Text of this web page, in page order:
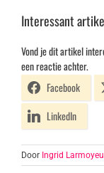
Interessant
Vond je dit artikel
een reactie achter.
Facebook
LinkedIn
Door Ingrid